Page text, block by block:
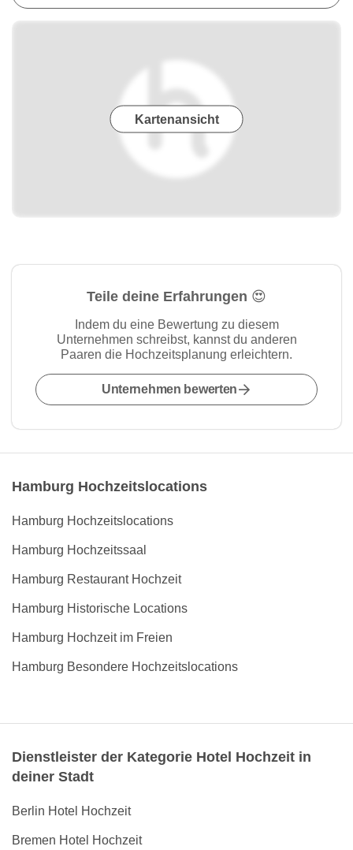
Kartenansicht
Teile deine Erfahrungen 😍
Indem du eine Bewertung zu diesem
Unternehmen schreibst, kannst du anderen
Paaren die Hochzeitsplanung erleichtern.
Unternehmen bewerten
Hamburg Hochzeitslocations
Hamburg Hochzeitslocations
Hamburg Hochzeitssaal
Hamburg Restaurant Hochzeit
Hamburg Historische Locations
Hamburg Hochzeit im Freien
Hamburg Besondere Hochzeitslocations
Dienstleister der Kategorie Hotel Hochzeit in
deiner Stadt
Berlin Hotel Hochzeit
Bremen Hotel Hochzeit